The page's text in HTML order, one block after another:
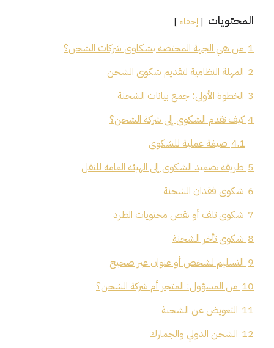
المحتويات إخفاء
1 من هي الجهة المختصة بشكاوى شركات الشحن؟
2 المهلة النظامية لتقديم شكوى الشحن
3 الخطوة الأولى: جمع بيانات الشحنة
4 كيف تقدم الشكوى إلى شركة الشحن؟
4.1 صيغة عملية للشكوى
5 طريقة تصعيد الشكوى إلى الهيئة العامة للنقل
6 شكوى فقدان الشحنة
7 شكوى تلف أو نقص محتويات الطرد
8 شكوى تأخر الشحنة
9 التسليم لشخص أو عنوان غير صحيح
10 من المسؤول: المتجر أم شركة الشحن؟
11 التعويض عن الشحنة
12 الشحن الدولي والجمارك